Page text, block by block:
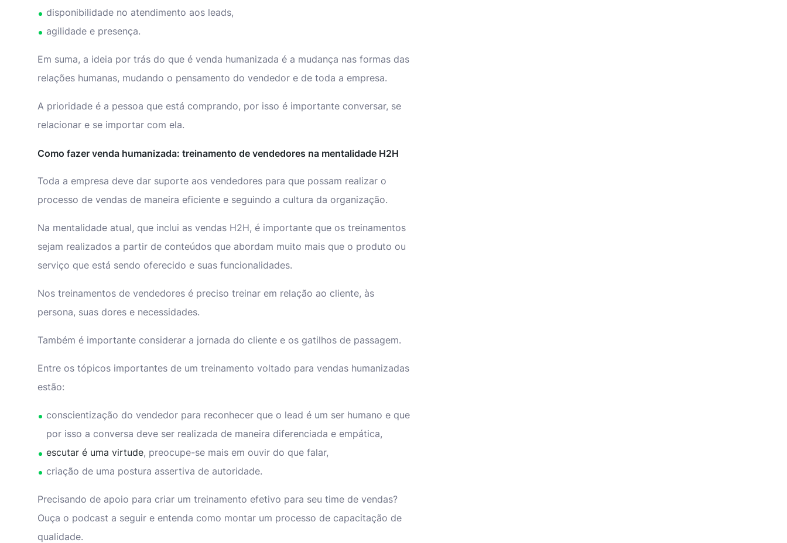
disponibilidade no atendimento aos leads,
agilidade e presença.
Em suma, a ideia por trás do que é venda humanizada é a mudança nas formas das
relações humanas, mudando o pensamento do vendedor e de toda a empresa.
A prioridade é a pessoa que está comprando, por isso é importante conversar, se
relacionar e se importar com ela.
Como fazer venda humanizada: treinamento de vendedores na mentalidade H2H
Toda a empresa deve dar suporte aos vendedores para que possam realizar o
processo de vendas de maneira eficiente e seguindo a cultura da organização.
Na mentalidade atual, que inclui as vendas H2H, é importante que os treinamentos
sejam realizados a partir de conteúdos que abordam muito mais que o produto ou
serviço que está sendo oferecido e suas funcionalidades.
Nos treinamentos de vendedores é preciso treinar em relação ao cliente, às
persona, suas dores e necessidades.
Também é importante considerar a jornada do cliente e os gatilhos de passagem.
Entre os tópicos importantes de um treinamento voltado para vendas humanizadas
estão:
conscientização do vendedor para reconhecer que o lead é um ser humano e que
por isso a conversa deve ser realizada de maneira diferenciada e empática,
escutar é uma virtude, preocupe-se mais em ouvir do que falar,
criação de uma postura assertiva de autoridade.
Precisando de apoio para criar um treinamento efetivo para seu time de vendas?
Ouça o podcast a seguir e entenda como montar um processo de capacitação de
qualidade.